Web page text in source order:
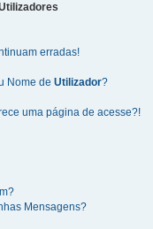
erradas!
Nome de Utilizador?
uma página de acesse?!
Mensagens?